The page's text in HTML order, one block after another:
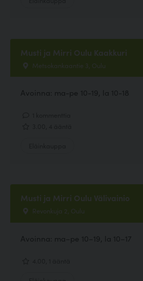
Musti ja Mirri Oulu Kaakkuri
Metsokankaantie 3, Oulu
Avoinna: ma-pe 10-19, la 10-18
Musti ja Mirri Oulu Välivainio
Revonkuja 2, Oulu
Avoinna: ma–pe 10–19, la 10–17